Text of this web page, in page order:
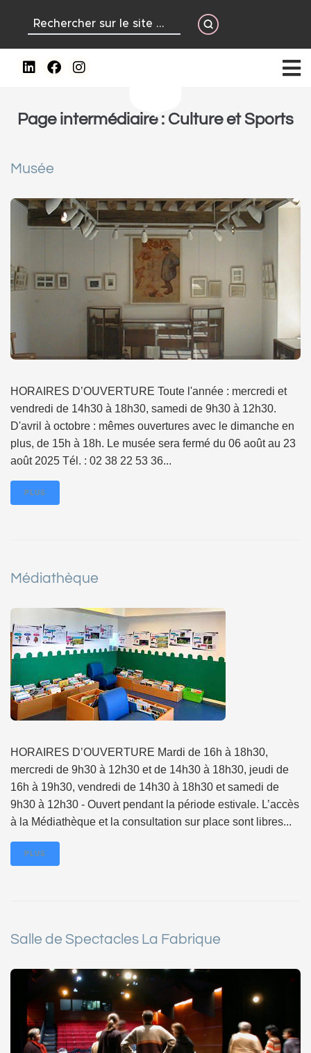
principal
Page intermédiaire : Culture et Sports
Musée
HORAIRES D’OUVERTURE Toute l'année : mercredi et
vendredi de 14h30 à 18h30, samedi de 9h30 à 12h30.
D'avril à octobre : mêmes ouvertures avec le dimanche en
plus, de 15h à 18h. Le musée sera fermé du 06 août au 23
août 2025 Tél. : 02 38 22 53 36...
PLUS
Médiathèque
HORAIRES D’OUVERTURE Mardi de 16h à 18h30,
mercredi de 9h30 à 12h30 et de 14h30 à 18h30, jeudi de
16h à 19h30, vendredi de 14h30 à 18h30 et samedi de
9h30 à 12h30 - Ouvert pendant la période estivale. L’accès
à la Médiathèque et la consultation sur place sont libres...
PLUS
Salle de Spectacles La Fabrique